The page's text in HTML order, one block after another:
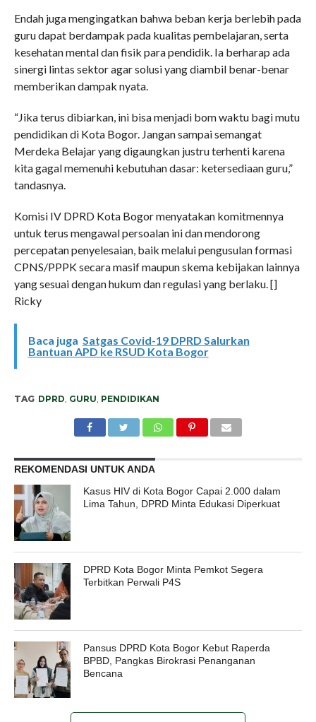
Endah juga mengingatkan bahwa beban kerja berlebih pada
guru dapat berdampak pada kualitas pembelajaran, serta
kesehatan mental dan fisik para pendidik. Ia berharap ada
sinergi lintas sektor agar solusi yang diambil benar-benar
memberikan dampak nyata.
“Jika terus dibiarkan, ini bisa menjadi bom waktu bagi mutu
pendidikan di Kota Bogor. Jangan sampai semangat
Merdeka Belajar yang digaungkan justru terhenti karena
kita gagal memenuhi kebutuhan dasar: ketersediaan guru,”
tandasnya.
Komisi IV DPRD Kota Bogor menyatakan komitmennya
untuk terus mengawal persoalan ini dan mendorong
percepatan penyelesaian, baik melalui pengusulan formasi
CPNS/PPPK secara masif maupun skema kebijakan lainnya
yang sesuai dengan hukum dan regulasi yang berlaku. []
Ricky
Baca juga Satgas Covid-19 DPRD Salurkan
Bantuan APD ke RSUD Kota Bogor
TAG DPRD GURU PENDIDIKAN
REKOMENDASI UNTUK ANDA
Kasus HIV di Kota Bogor Capai 2.000 dalam
Lima Tahun, DPRD Minta Edukasi Diperkuat
DPRD Kota Bogor Minta Pemkot Segera
Terbitkan Perwali P4S
Pansus DPRD Kota Bogor Kebut Raperda
BPBD, Pangkas Birokrasi Penanganan
Bencana